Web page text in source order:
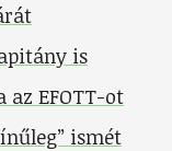
is
az EFOTT-ot
ismét